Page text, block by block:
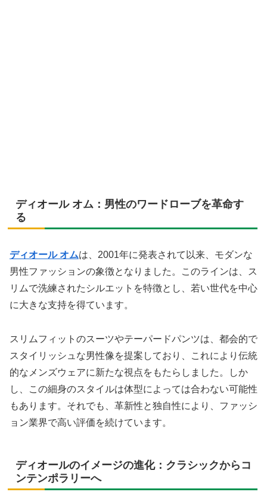
ディオール オム：男性のワードローブを革命す
る
ディオール オムは、2001年に発表されて以来、モダンな
男性ファッションの象徴となりました。このラインは、ス
リムで洗練されたシルエットを特徴とし、若い世代を中心
に大きな支持を得ています。
スリムフィットのスーツやテーパードパンツは、都会的で
スタイリッシュな男性像を提案しており、これにより伝統
的なメンズウェアに新たな視点をもたらしました。しか
し、この細身のスタイルは体型によっては合わない可能性
もあります。それでも、革新性と独自性により、ファッシ
ョン業界で高い評価を続けています。
ディオールのイメージの進化：クラシックからコ
ンテンポラリーへ